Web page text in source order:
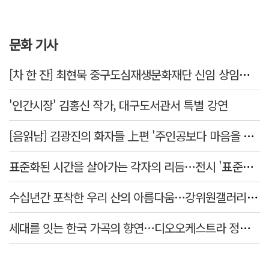
문화 기사
[차 한 잔] 최현묵 중구도심재생문화재단 신임 상임이사 "서문시장·경상감영 등 지역 자원 활용…문화의 일상화"
'인간시장' 김홍신 작가, 대구도서관서 특별 강연
[음읽남] 김광진의 화자들 上편 '주인공보다 마음을 쓴 사람'
표준화된 시간을 살아가는 각자의 리듬…전시 '표준시차'
수십년간 포착한 우리 산의 아름다움…강위원갤러리 '팔공·지리展' 개최
세대를 잇는 한국 가곡의 향연…디오오케스트라 정기연주회 '노래의 날개 위에'